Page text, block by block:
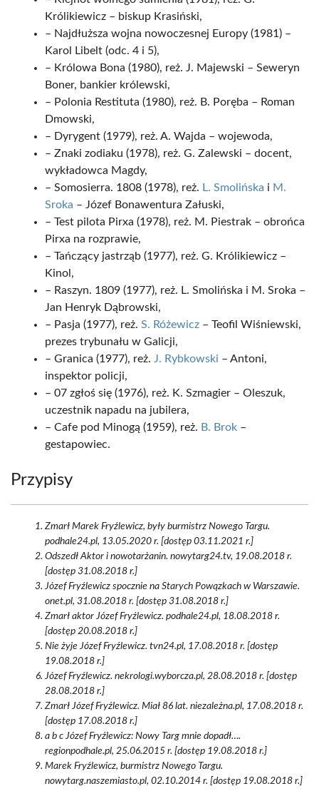
Królikiewicz – biskup Krasiński,
– Najdłuższa wojna nowoczesnej Europy (1981) –
Karol Libelt (odc. 4 i 5),
– Królowa Bona (1980), reż. J. Majewski – Seweryn
Boner, bankier królewski,
– Polonia Restituta (1980), reż. B. Poręba – Roman
Dmowski,
– Dyrygent (1979), reż. A. Wajda – wojewoda,
– Znaki zodiaku (1978), reż. G. Zalewski – docent,
wykładowca Magdy,
– Somosierra. 1808 (1978), reż. L. Smolińska i M.
Sroka – Józef Bonawentura Załuski,
– Test pilota Pirxa (1978), reż. M. Piestrak – obrońca
Pirxa na rozprawie,
– Tańczący jastrząb (1977), reż. G. Królikiewicz –
Kinol,
– Raszyn. 1809 (1977), reż. L. Smolińska i M. Sroka –
Jan Henryk Dąbrowski,
– Pasja (1977), reż. S. Różewicz – Teofil Wiśniewski,
prezes trybunału w Galicji,
– Granica (1977), reż. J. Rybkowski – Antoni,
inspektor policji,
– 07 zgłoś się (1976), reż. K. Szmagier – Oleszuk,
uczestnik napadu na jubilera,
– Cafe pod Minogą (1959), reż. B. Brok –
gestapowiec.
Przypisy
Zmarł Marek Fryźlewicz, były burmistrz Nowego Targu.
podhale24.pl, 13.05.2020 r. [dostęp 03.11.2021 r.]
Odszedł Aktor i nowotarżanin. nowytarg24.tv, 19.08.2018 r.
[dostęp 31.08.2018 r.]
Józef Fryźlewicz spocznie na Starych Powązkach w Warszawie.
onet.pl, 31.08.2018 r. [dostęp 31.08.2018 r.]
Zmarł aktor Józef Fryźlewicz. podhale24.pl, 18.08.2018 r.
[dostęp 20.08.2018 r.]
Nie żyje Józef Fryźlewicz. tvn24.pl, 17.08.2018 r. [dostęp
19.08.2018 r.]
Józef Fryźlewicz. nekrologi.wyborcza.pl, 28.08.2018 r. [dostęp
28.08.2018 r.]
Zmarł Józef Fryźlewicz. Miał 86 lat. niezależna.pl, 17.08.2018 r.
[dostęp 17.08.2018 r.]
a b c Józef Fryźlewicz: Nowy Targ mnie dopadł….
regionpodhale.pl, 25.06.2015 r. [dostęp 19.08.2018 r.]
Marek Fryźlewicz, burmistrz Nowego Targu.
nowytarg.naszemiasto.pl, 02.10.2014 r. [dostęp 19.08.2018 r.]